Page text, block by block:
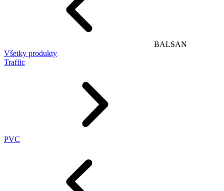
BALSAN
Všetky produkty
Traffic
PVC